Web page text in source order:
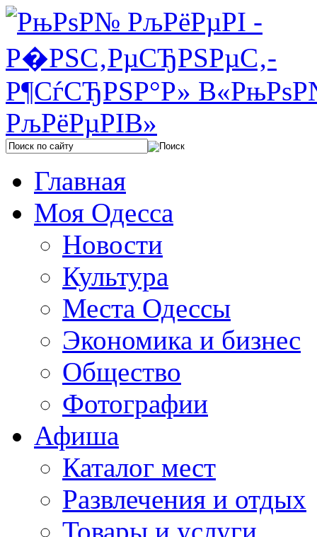
Главная
Моя Одесса
Новости
Культура
Места Одессы
Экономика и бизнес
Общество
Фотографии
Афиша
Каталог мест
Развлечения и отдых